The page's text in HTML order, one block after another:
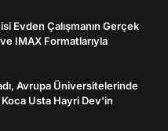
Evden Çalışmanın Gerçek
IMAX Formatlarıyla
Avrupa Üniversitelerinde
Usta Hayri Dev'in